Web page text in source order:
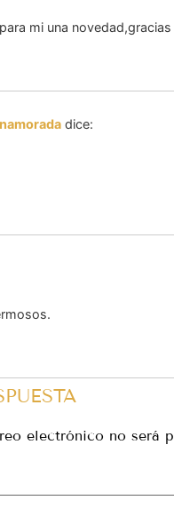
mi una
dice:
electrónico no será